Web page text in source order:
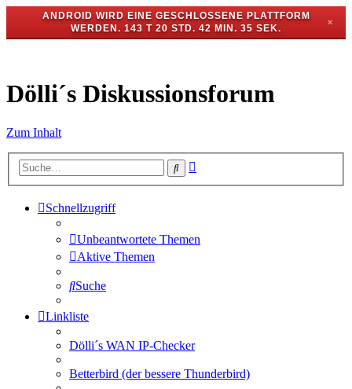
ANDROID WIRD EINE GESCHLOSSENE PLATTFORM
WERDEN. 143 T 20 STD. 42 MIN. 35 SEK.
✕
Dölli´s Diskussionsforum
Zum Inhalt
Suche
Schnellzugriff
Unbeantwortete Themen
Aktive Themen
Suche
Linkliste
Dölli´s WAN IP-Checker
Betterbird (der bessere Thunderbird)